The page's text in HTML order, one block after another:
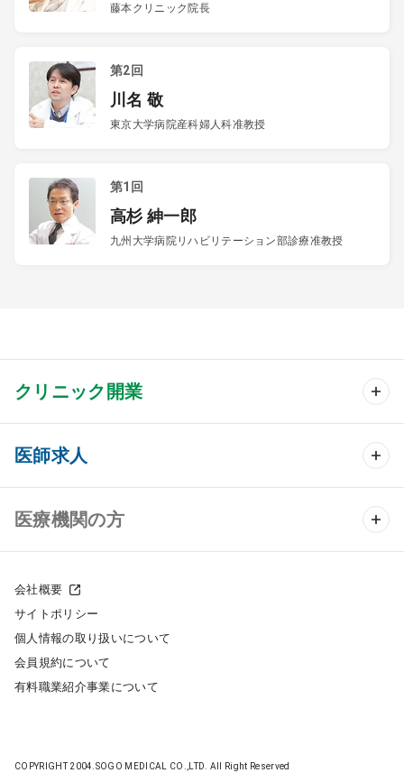
藤本クリニック院長
第2回
川名 敬
東京大学病院産科婦人科准教授
第1回
高杉 紳一郎
九州大学病院リハビリテーション部診療准教授
クリニック開業
クリニック開業 TOP
クリニック物件検索
クリニックの開業スタイル
クリニック開業までの流れ
開業支援事例
医師求人
医師求人 TOP
常勤求人検索
非常勤求人検索
スポット求人検索
医療機関の方
採用をお考えの医療機関の方
会社概要
サイトポリシー
個人情報の取り扱いについて
会員規約について
有料職業紹介事業について
COPYRIGHT 2004.SOGO MEDICAL CO.,LTD. All Right Reserved